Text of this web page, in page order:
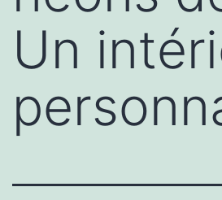
Un